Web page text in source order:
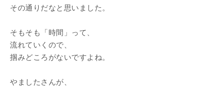
その通りだなと思いました。
そもそも「時間」って、
流れていくので、
掴みどころがないですよね。
やましたさんが、